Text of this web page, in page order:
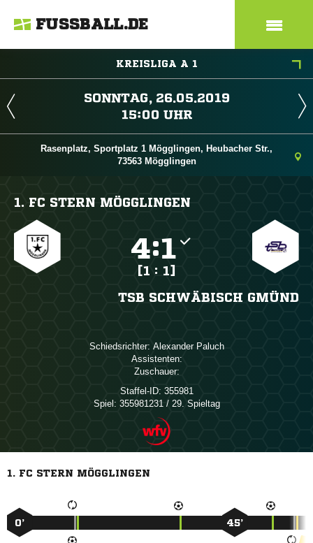
FUSSBALL.DE
KREISLIGA A 1
 
 
Rasenplatz, Sportplatz 1 Mögglingen, Heubacher Str.,
73563 Mögglingen
1. FC STERN MÖGGLINGEN
:
[1 : 1]
TSB SCHWÄBISCH GMÜND
Schiedsrichter:  
Assistenten:
Zuschauer:
Staffel-ID: 355981
Spiel: 355981231 / 29. Spieltag
1. FC STERN MÖGGLINGEN
0’ 45’